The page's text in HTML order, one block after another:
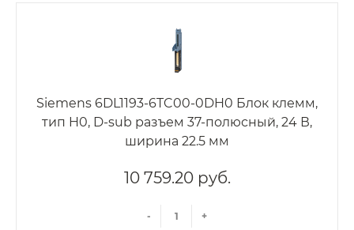
Siemens 6DL1193-6TC00-0DH0 Блок клемм,
тип H0, D-sub разъем 37-полюсный, 24 В,
ширина 22.5 мм
10 759.20 руб.
- +